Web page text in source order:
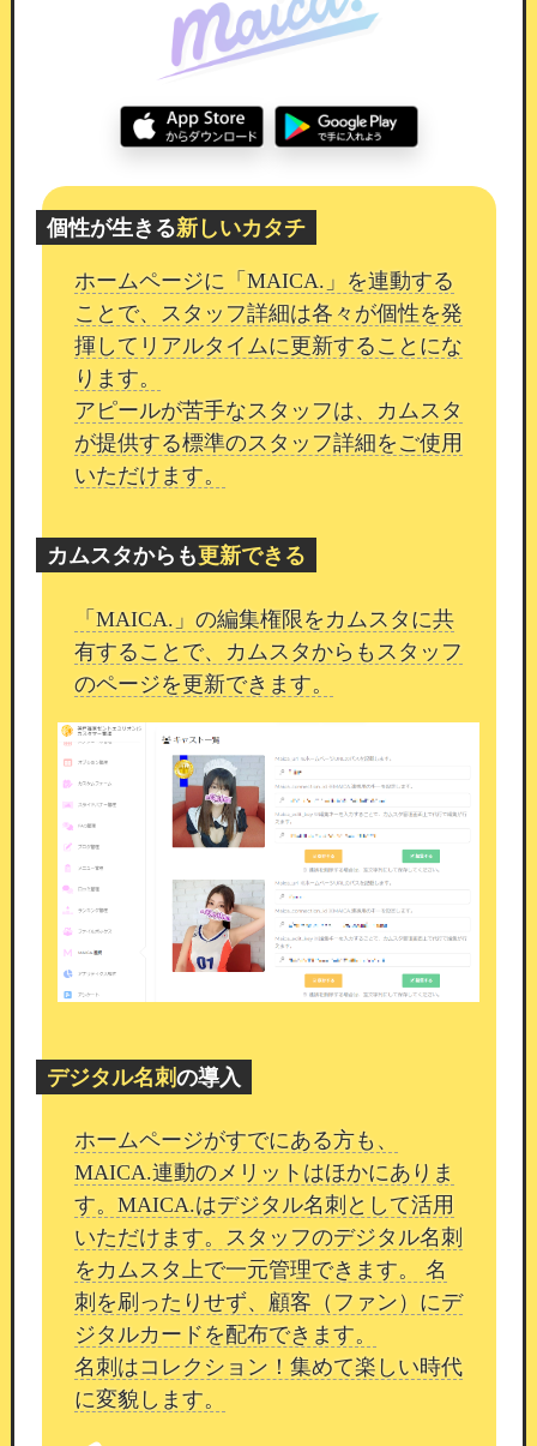
7色の動くマーカーが使えます。
用途に合わせて、さまざまな形でご活用いただけ
ます。
SEOブログ・自社メディア：検索流入を狙っ
たコンテンツ運用
キュレーション
ジの作成
スタッフブログ：スタッフごとのブログ型ペ
ージとして活用
報提供
本機能の目的
カムスタのコンポーネントと組み合わせること
ホームページの集客力をさらに高める運用が
可能となります。
記事コンテンツを通じて検索からの新規流入を増
やしながら、
顧客管理・通知・クーポンなどの既
存機能と連携した一体的な店舗運営をご実現いた
だけます。
今後も、安全で運用しやすい機能改善を
まいります。
引き続きカムスタをよろしくお願い
いたします。
機能 会員制口コミ管理の運用マニュアル
平素よりカムスタをご利用いただき、誠にありが
とうございます。今回は「会員制口コミ機能」に
ついてご案内いたします。
会員限定の口コミ機能
会員制口コミは、ログインしている会員様のみが
訪問できるスタッフ詳細画面に設置されていま
個性が生きる新しいカタチ
ホームページに「MAICA.」を連動する
ことで、スタッフ詳細は各々が個性を発
揮してリアルタイムに更新することにな
ります。
アピールが苦手なスタッフは、カムスタ
が提供する標準のスタッフ詳細をご使用
いただけます。
カムスタからも更新できる
「MAICA.」の編集権限をカムスタに共
有することで、カムスタからもスタッフ
のページを更新できます。
デジタル名刺の導入
ホームページがすでにある方も、
MAICA.連動のメリットはほかにありま
す。MAICA.はデジタル名刺として活用
いただけます。スタッフのデジタル名刺
をカムスタ上で一元管理できます。 名
刺を刷ったりせず、顧客（ファン）にデ
ジタルカードを配布できます。
名刺はコレクション！集めて楽しい時代
に変貌します。